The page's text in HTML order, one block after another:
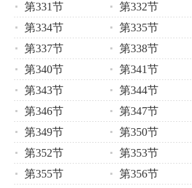
第331节
第332节
第334节
第335节
第337节
第338节
第340节
第341节
第343节
第344节
第346节
第347节
第349节
第350节
第352节
第353节
第355节
第356节